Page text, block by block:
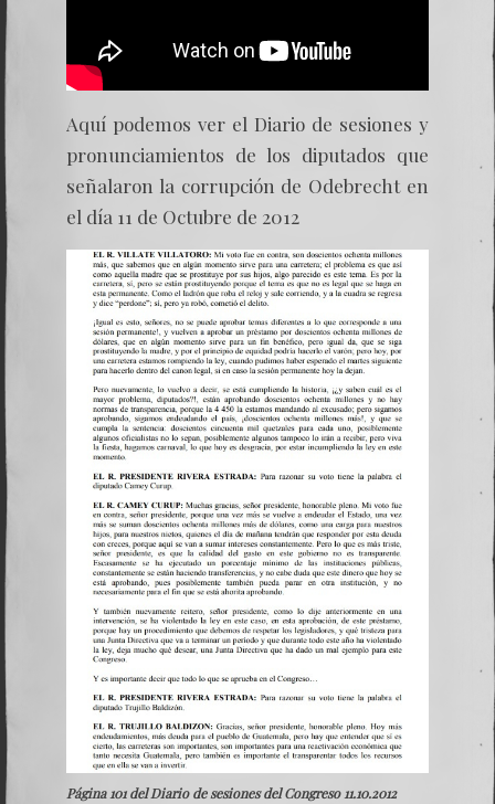
Aquí podemos ver el Diario de sesiones y
pronunciamientos de los diputados que
señalaron la corrupción de Odebrecht en
el día 11 de Octubre de 2012
Página 101 del Diario de sesiones del Congreso 11.10.2012